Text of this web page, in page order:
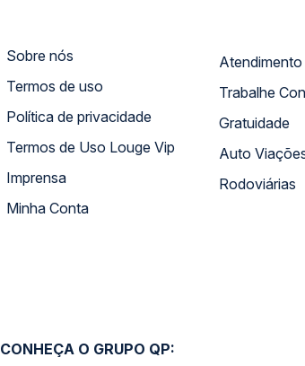
Sobre nós
Termos de uso
Política de privacidade
Termos de Uso Louge Vip
Imprensa
Minha Conta
Trabalhe
Gratuidade
Auto
Rodoviárias
CONHEÇA O GRUPO QP: